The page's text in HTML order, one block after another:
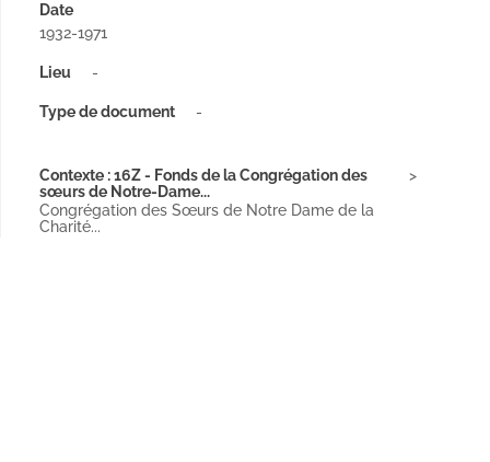
Date
1932-1971
Lieu -
Type de document -
Contexte : 16Z - Fonds de la Congrégation des
sœurs de Notre-Dame...
Congrégation des Sœurs de Notre Dame de la
Charité...